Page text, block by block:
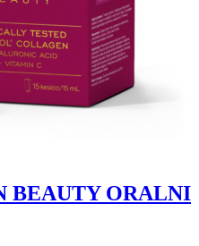
BEAUTY ORALNI